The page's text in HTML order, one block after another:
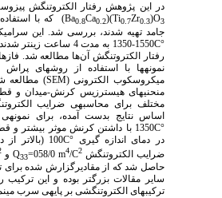
در این پژوهش رفتار الکتروتنگش
(Ba0.8Ca0.2)(Ti0.7Zr0.3)O
که با استفاده
جامد تهیه شدند، بررسی شد. این
C
1550-1350 به مدت 4 ساعت
رفتار الکتروتنگش آنها مطالعه شد.
نمونه­ها با استفاده از روش­های پراش
میکروسکوب الکترونی (SEM) مطالعه
منحنی­های هیسترزیس کرنش-میدان و
مختلف برای محاسبه­ی ضرایب
اساس نتایج بدست آمده، برای نمونه­ی
C
1350 با داشتن کرنش موثر بیشتر و
در دمای اندازه گیری°
C
100 (بالاتر
ضرایب الکتروتنگش
m4/C
058/0=
Q33 و
حاصل شد که از مقادیرگزارش شده برای
سایر مقالات بزرگتر بوده و این ترکیب را
ترکیب­های الکتروتنگشی بر پایه­­ی سرب